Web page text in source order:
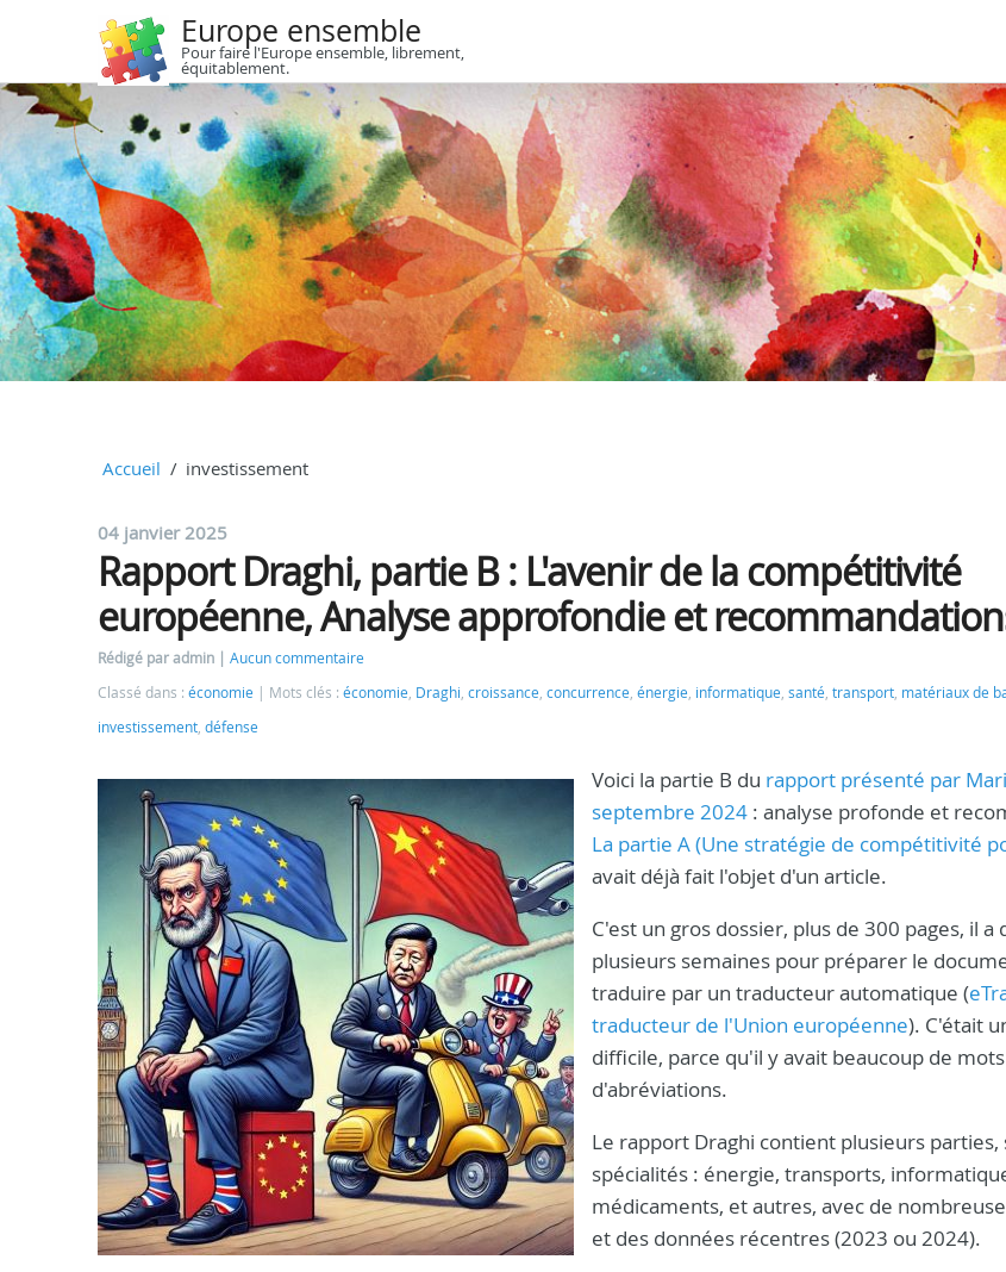
Europe ensemble
Pour faire l'Europe ensemble, librement,
équitablement.
Accueil investissement
04 janvier 2025
Rapport Draghi, partie B : L'avenir de la compétitivité
européenne, Analyse approfondie et
Rédigé par admin
Aucun commentaire
Classé dans : économie Mots clés : économie, Draghi, croissance, concurrence, énergie, informatique, santé, transport, matériaux de
investissement, défense
Voici la partie B du rapport présenté par
septembre 2024 : analyse profonde et
La partie A (Une stratégie de compétitivité
avait déjà fait l'objet d'un article.
C'est un gros dossier, plus de 300 pages, il a
plusieurs semaines pour préparer le
traduire par un traducteur automatique (
traducteur de l'Union européenne). C'était
difficile, parce qu'il y avait beaucoup de
d'abréviations.
Le rapport Draghi contient plusieurs parties,
spécialités : énergie, transports,
médicaments, et autres, avec de
et des données récentres (2023 ou 2024).